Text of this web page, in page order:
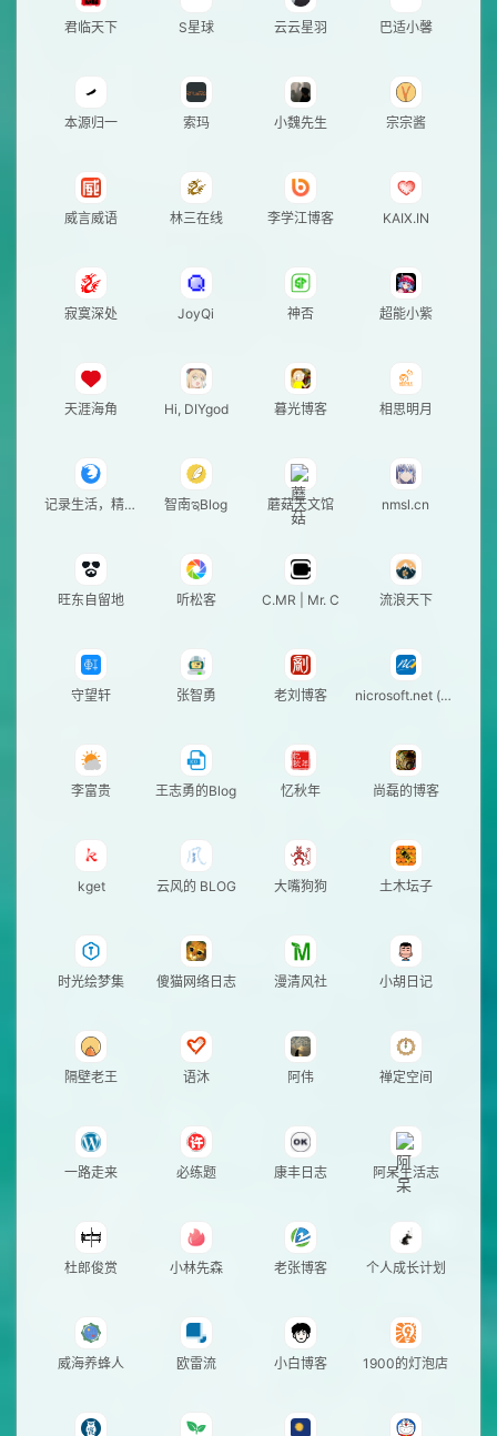
君临天下 S星球 云云星羽 巴适小馨
本源归一 索玛 小魏先生 宗宗酱
威言威语 林三在线 李学江博客 KAIX.IN
寂寞深处 JoyQi 神否 超能小紫
天涯海角 Hi, DIYgod 暮光博客 相思明月
记录生活，精彩
智南ಇBlog 蘑菇天文馆 nmsl.cn
旺东自留地 听松客 C.MR | Mr. C 流浪天下
守望轩 张智勇 老刘博客
nicrosoft.net (nc
李富贵 王志勇的Blog 忆秋年 尚磊的博客
kget 云风的 BLOG 大嘴狗狗 土木坛子
时光绘梦集 傻猫网络日志 漫清风社 小胡日记
隔壁老王 语沐 阿伟 禅定空间
一路走来 必练题 康丰日志 阿呆生活志
杜郎俊赏 小林先森 老张博客 个人成长计划
威海养蜂人 欧雷流 小白博客 1900的灯泡店